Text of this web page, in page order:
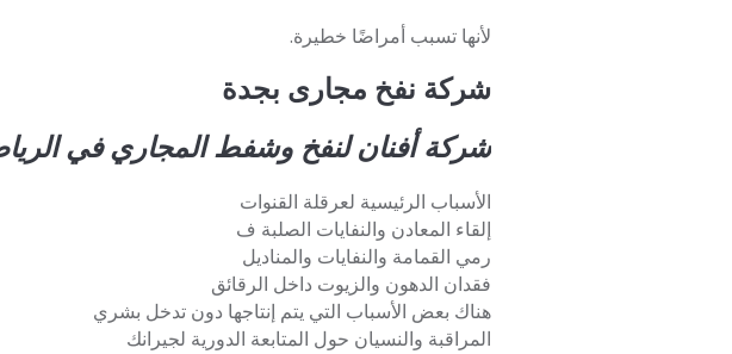
لأنها تسبب أمراضًا خطيرة.
شركة نفخ مجارى بجدة
شركة أفنان لنفخ وشفط المجاري في
الأسباب الرئيسية لعرقلة القنوات
إلقاء المعادن والنفايات الصلبة ف
رمي القمامة والنفايات والمناديل
فقدان الدهون والزيوت داخل الرقائق
هناك بعض الأسباب التي يتم إنتاجها دون تدخل بشري
المراقبة والنسيان حول المتابعة الدورية لجيرانك